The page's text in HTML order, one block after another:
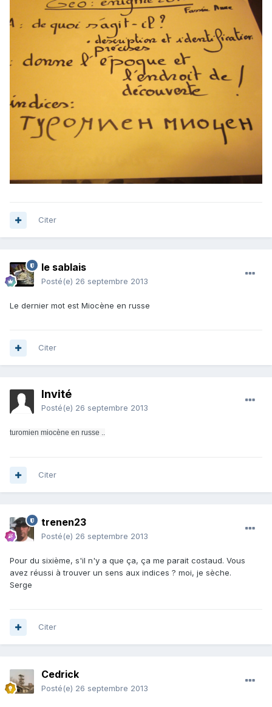
Citer
le sablais
Posté(e) 26 septembre 2013
Le dernier mot est Miocène en russe
Citer
Invité
Posté(e) 26 septembre 2013
turomien miocène en russe ..
Citer
trenen23
Posté(e) 26 septembre 2013
Pour du sixième, s'il n'y a que ça, ça me parait costaud. Vous
avez réussi à trouver un sens aux indices ? moi, je sèche.
Serge
Citer
Cedrick
Posté(e) 26 septembre 2013